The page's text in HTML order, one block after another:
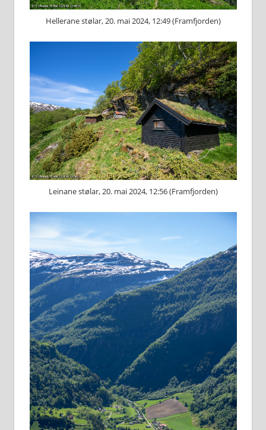
Hellerane stølar, 20. mai 2024, 12:49 (Framfjorden)
Leinane stølar, 20. mai 2024, 12:56 (Framfjorden)